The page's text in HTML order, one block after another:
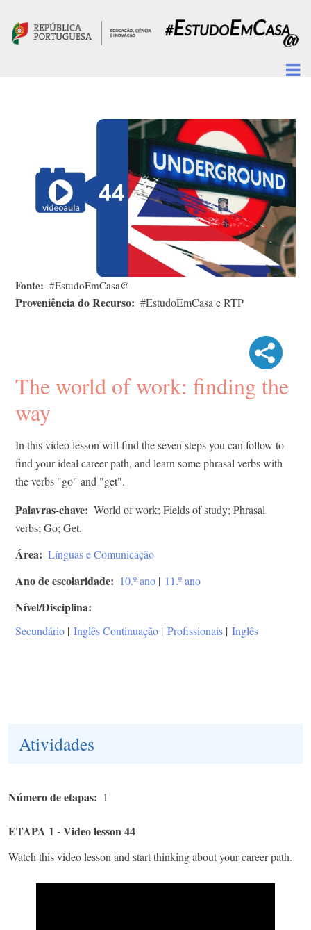
Fonte #EstudoEmCasa@
Proveniência do Recurso #EstudoEmCasa e RTP
The world of work: finding the
way
In this video lesson will find the seven steps you can follow to
find your ideal career path, and learn some phrasal verbs with
the verbs "go" and "get".
Palavras-chave
World of work; Fields of study; Phrasal
verbs; Go; Get.
Área Línguas e Comunicação
Ano de escolaridade 10.º ano | 11.º ano
Nível/Disciplina
Secundário | Inglês Continuação | Profissionais | Inglês
Atividades
Número de etapas 1
ETAPA 1 - Video lesson 44
Watch this video lesson and start thinking about your career path.